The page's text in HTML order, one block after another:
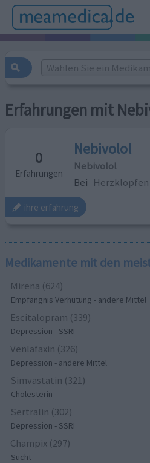
Wählen Sie ein
Erfahrungen mit
0
Erfahrungen
Nebivolol
Nebivolol
Bei Herzklopfen
ihre erfahrung
Medikamente mit den
Mirena (624)
Empfängnis Verhütung - andere Mittel
Escitalopram (339)
Depression - SSRI
Venlafaxin (326)
Depression - andere Mittel
Simvastatin (321)
Cholesterin
Sertralin (302)
Depression - SSRI
Champix (297)
Sucht